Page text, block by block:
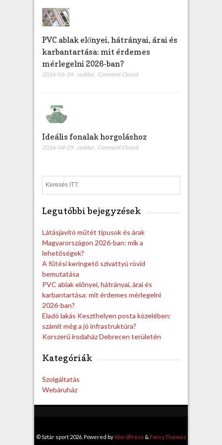
PVC ablak előnyei, hátrányai, árai és
karbantartása: mit érdemes
mérlegelni 2026-ban?
2026-06-29 seditor Comment Closed
Ideális fonalak horgoláshoz
2026-04-29, seditor, Comment Closed
e
Legutóbbi bejegyzések
Látásjavító műtét típusok és árak
Magyarországon 2026-ban: mik a
lehetőségek?
A fűtési keringető szivattyú rövid
bemutatása
PVC ablak előnyei, hátrányai, árai és
karbantartása: mit érdemes mérlegelni
2026-ban?
Eladó lakás Keszthelyen posta közelében:
számít még a jó infrastruktúra?
Korszerű irodaház Debrecen területén
Kategóriák
Szolgáltatás
Webáruház
© Sztár sport 2026. Powered byWordPress & FancyThemes